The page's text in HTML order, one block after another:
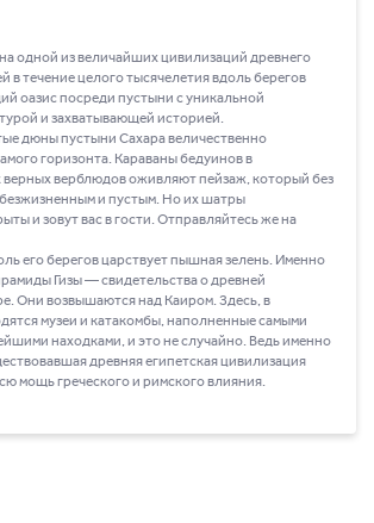
одной из величайших цивилизаций древнего
в течение целого тысячелетия вдоль берегов
оазис посреди пустыни с уникальной
и захватывающей историей.
дюны пустыни Сахара величественно
горизонта. Караваны бедуинов в
верблюдов оживляют пейзаж, который без
и пустым. Но их шатры
и зовут вас в гости. Отправляйтесь же на
его берегов царствует пышная зелень. Именно
Гизы ― свидетельства о древней
Они возвышаются над Каиром. Здесь, в
музеи и катакомбы, наполненные самыми
находками, и это не случайно. Ведь именно
древняя египетская цивилизация
мощь греческого и римского влияния.